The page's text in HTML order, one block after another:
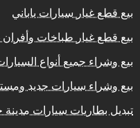
بيع قطع غيار سيارات ياباني
بيع قطع غيار طباخات وأفران
بيع وشراء جميع أنواع
بيع وشراء سيارات جديد
تبديل بطاريات سيارات مدينة